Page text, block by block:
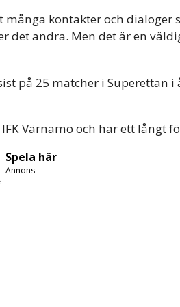
kontakter och dialoger
det andra. Men det är en
på 25 matcher i Superettan i
Värnamo och har ett långt
Spela här
Annons